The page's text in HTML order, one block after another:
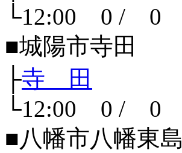
└12:00 0 / 0
■城陽市寺田
├寺 田
└12:00 0 / 0
■八幡市八幡東島